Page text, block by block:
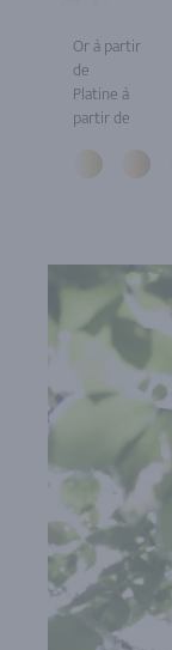
Or à partir
de
Platine à
partir de